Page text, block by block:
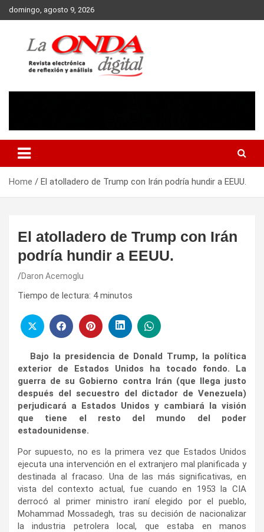
Skip
to
domingo, agosto 9, 2026
Home El atolladero de Trump con Irán podría hundir a EEUU.
El atolladero de Trump con Irán
podría hundir a EEUU.
Daron Acemoglu
Tiempo de lectura: 4 minutos
Bajo la presidencia de Donald Trump, la política
exterior de Estados Unidos ha tocado fondo. La
guerra de su Gobierno contra Irán (que llega justo
después del secuestro del dictador de Venezuela)
perjudicará a Estados Unidos y cambiará la visión
que tiene el resto del mundo del poder
estadounidense.
Por supuesto, no es la primera vez que Estados Unidos
ejecuta una intervención en el extranjero mal planificada y
destinada al fracaso. Una de las más significativas, en
vista del contexto actual, fue cuando en 1953 la CIA
derrocó al primer ministro iraní elegido por el pueblo,
Mohammad Mossadegh, tras su decisión de nacionalizar
la industria petrolera local, que estaba en manos